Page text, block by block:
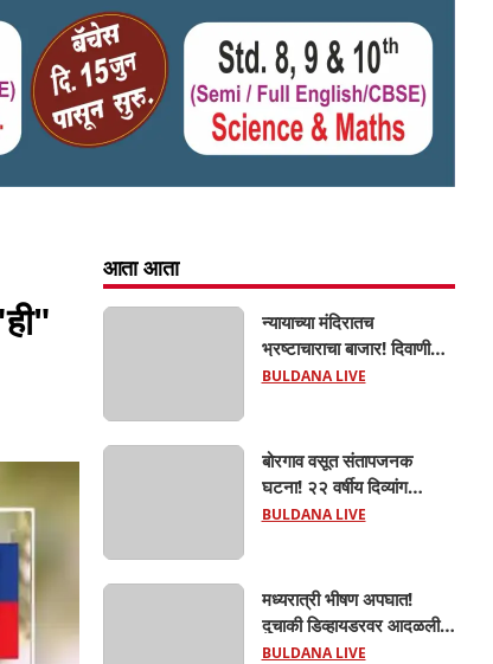
आता आता
न्यायाच्या मंदिरातच
भ्रष्टाचाराचा बाजार! दिवाणी
न्यायालयाचा बेलीफ १०
BULDANA LIVE
बोरगाव वसूत संतापजनक
घटना! २२ वर्षीय दिव्यांग
तरुणीवर लैंगिक अत्याचार;
आरोप; चिखली पोलिसांकडून
आरोपीविरुद्ध कठोर कारवाई
BULDANA LIVE
मध्यरात्री भीषण अपघात!
दुचाकी डिव्हायडरवर आदळली;
हिंगणा शिवारातील ५५ वर्षीय
BULDANA LIVE